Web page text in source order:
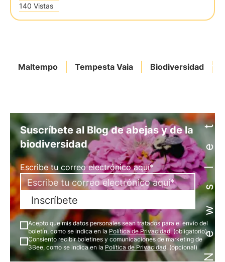
140 Vistas
Maltempo Tempesta Vaia BiodiversidadNewsletter
Suscríbete al Blog de abejas y de la
biodiversidad
Escribe tu correo electrónico aquí*
Inscríbete
Acepto que mis datos personales sean tratados para el envío del
boletín, como se indica en la Política de Privacidad. (obligatorio)
Consiento recibir boletines y comunicaciones de marketing de
3Bee, como se indica en la Política de Privacidad. (opcional)